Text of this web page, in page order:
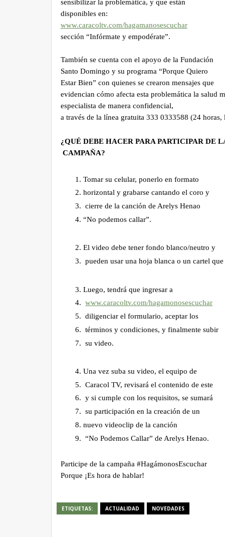
Esta campaña cuenta con el apoyo de ONU
MUJERES, quienes brindaron asesoría en la
construcción de contenidos que ayudan a
disponibles en:
www.caracoltv.com/hagamanosescuchar
sección “Infórmate y empodérate”.
También se cuenta con el apoyo de la Fundación
Santo Domingo y su programa “Porque Quiero
Estar Bien” con quienes se crearon mensajes que
evidencian cómo afecta esta problemática la
¿QUÉ DEBE HACER PARA PARTICIPAR
CAMPAÑA?
horizontal y grabarse cantando el coro y
cierre de la canción de Arelys Henao
www.caracoltv.com/
hagamonosescuchar
diligenciar el formulario, aceptar los
términos y condiciones, y finalmente
su video.
Una vez suba su video, el equipo de
y si cumple con los requisitos, se sumará
“No Podemos Callar” de Arelys Henao.
ETIQUETAS: ACTUALIDAD NOVEDADES